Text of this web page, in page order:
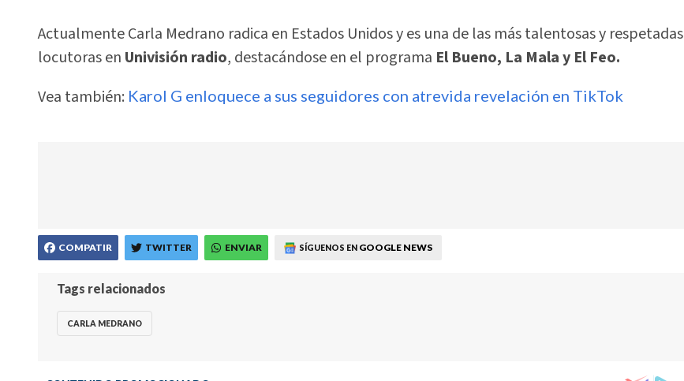
Actualmente Carla Medrano radica en Estados Unidos y es una de las más talentosas y respetadas
locutoras en Univisión radio, destacándose en el programa El Bueno, La Mala y El Feo.
Vea también: Karol G enloquece a sus seguidores con atrevida revelación en TikTok
COMPATIR TWITTER ENVIAR SÍGUENOS EN GOOGLE NEWS
Tags relacionados
CARLA MEDRANO